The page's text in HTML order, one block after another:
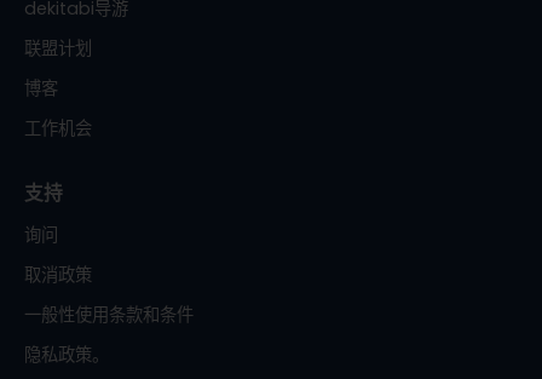
dekitabi导游
联盟计划
博客
工作机会
支持
询问
取消政策
一般性使用条款和条件
隐私政策。